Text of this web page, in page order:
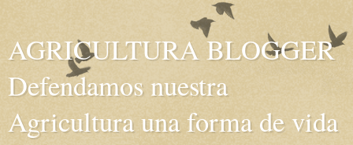
AGRICULTURA BLOGGER
Defendamos nuestra
Agricultura una forma de vida